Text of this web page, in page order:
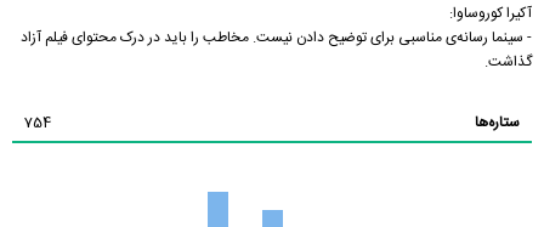
آکیرا کوروساوا:
- سینما رسانه‌ی مناسبی برای توضیح دادن نیست. مخاطب را باید در درک محتوای فیلم آزاد
گذاشت.
ستاره‌ها 754